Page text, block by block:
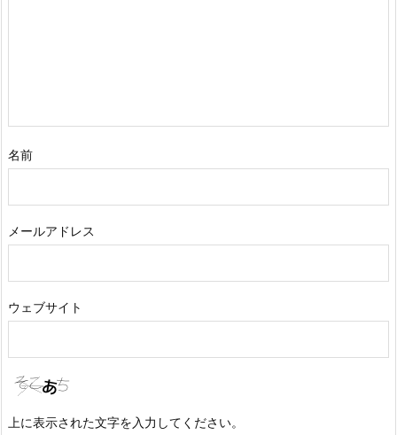
名前
メールアドレス
ウェブサイト
上に表示された文字を入力してください。